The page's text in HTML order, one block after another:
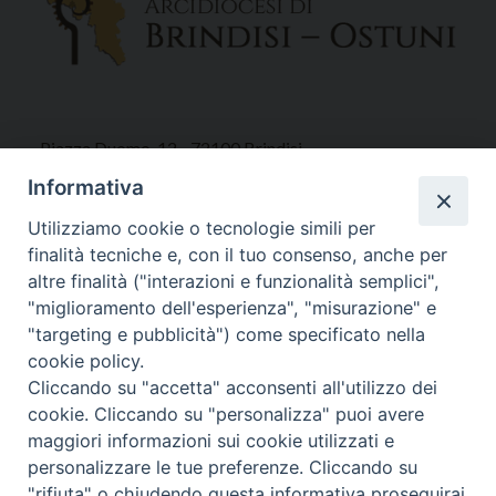
Piazza Duomo, 12 - 72100 Brindisi
Tel 0831.521958
Fax 0831.528315
Orari Curia
Mar. / Mer. / Giov. ore 9 - 13
nei mesi estivi solo Martedì ore 9 - 13
WebMail
Informativa
Utilizziamo cookie o tecnologie simili per
finalità tecniche e, con il tuo consenso, anche per
altre finalità ("interazioni e funzionalità semplici",
"miglioramento dell'esperienza", "misurazione" e
"targeting e pubblicità") come specificato nella
cookie policy.
Cliccando su "accetta" acconsenti all'utilizzo dei
cookie. Cliccando su "personalizza" puoi avere
maggiori informazioni sui cookie utilizzati e
personalizzare le tue preferenze. Cliccando su